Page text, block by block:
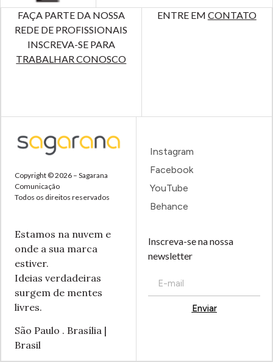
FAÇA PARTE DA NOSSA
REDE DE PROFISSIONAIS
INSCREVA-SE PARA
TRABALHAR CONOSCO
ENTRE EM CONTATO
Copyright © 2026 – Sagarana
Comunicação
Todos os direitos reservados
Estamos na nuvem e
onde a sua marca
estiver.
Ideias verdadeiras
surgem de mentes
livres.
São Paulo . Brasília |
Brasil
Instagram
Facebook
YouTube
Behance
Inscreva-se na nossa
newsletter
Enviar